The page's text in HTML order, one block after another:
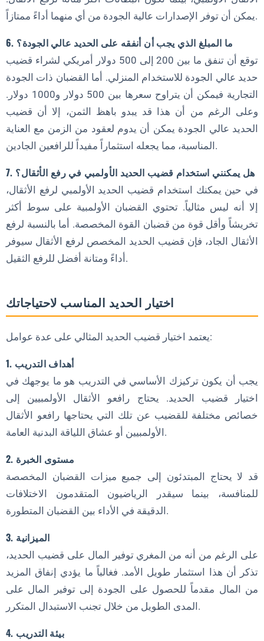
يمكن أن توفر الإصدارات عالية الجودة من أي منهما أداءً ممتازاً.
6. ما المبلغ الذي يجب أن أنفقه على الحديد عالي الجودة؟
توقع أن تنفق ما بين 200 إلى 500 دولار أمريكي لشراء قضيب
حديد عالي الجودة للاستخدام المنزلي. أما القضبان ذات الجودة
التجارية فيمكن أن يتراوح سعرها بين 500 دولار و1000 دولار.
وعلى الرغم من أن هذا قد يبدو باهظ الثمن، إلا أن قضيب
الحديد عالي الجودة يمكن أن يدوم لعقود من الزمن مع العناية
المناسبة، مما يجعله استثماراً مفيداً للرافعين الجادين.
7. هل يمكنني استخدام قضيب الحديد الأولمبي في رفع الأثقال؟
في حين يمكنك استخدام قضيب الحديد الأولمبي لرفع الأثقال،
إلا أنه ليس مثالياً. تحتوي القضبان الأولمبية على سوط أكثر
تخريشاً وأقل قوة من قضبان القوة المخصصة. أما بالنسبة لرفع
الأثقال الجاد، فإن قضيب الحديد المخصص لرفع الأثقال سيوفر
أداءً ومتانة أفضل للرفع الثقيل.
اختيار الحديد المناسب لاحتياجاتك
يعتمد اختيار قضيب الحديد المثالي على عدة عوامل:
1. أهداف التدريب
يجب أن يكون تركيزك الأساسي في التدريب هو ما يوجهك في
اختيار قضيب الحديد. يحتاج رافعو الأثقال الأولمبيين إلى
خصائص مختلفة للقضيب عن تلك التي يحتاجها رافعو الأثقال
الأولمبيين أو عشاق اللياقة البدنية العامة.
2. مستوى الخبرة
قد لا يحتاج المبتدئون إلى جميع ميزات القضبان المخصصة
للمنافسة، بينما سيقدر الرياضيون المتقدمون الاختلافات
الدقيقة في الأداء بين القضبان المتطورة.
3. الميزانية
على الرغم من أنه من المغري توفير المال على قضيب الحديد،
تذكر أن هذا استثمار طويل الأمد. فغالباً ما يؤدي إنفاق المزيد
من المال مقدماً للحصول على الجودة إلى توفير المال على
المدى الطويل من خلال تجنب الاستبدال المتكرر.
4. بيئة التدريب